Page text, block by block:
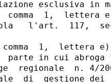
esclusiva in
1,  lettera
l'art.  117,
1,  lettera
in cui abroga
regionale  n. 4/
di  gestione dei